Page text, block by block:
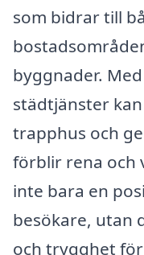
som bidrar till
byggnader.
städtjänster
trapphus och
förblir rena och
inte bara en
besökare, utan
och trygghet